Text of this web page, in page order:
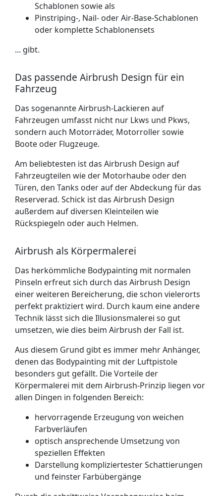
Schablonen sowie als
Pinstriping-, Nail- oder Air-Base-Schablonen
oder komplette Schablonensets
... gibt.
Das passende Airbrush Design für ein
Fahrzeug
Das sogenannte Airbrush-Lackieren auf
Fahrzeugen umfasst nicht nur Lkws und Pkws,
sondern auch Motorräder, Motorroller sowie
Boote oder Flugzeuge.
Am beliebtesten ist das Airbrush Design auf
Fahrzeugteilen wie der Motorhaube oder den
Türen, den Tanks oder auf der Abdeckung für das
Reserverad. Schick ist das Airbrush Design
außerdem auf diversen Kleinteilen wie
Rückspiegeln oder auch Helmen.
Airbrush als Körpermalerei
Das herkömmliche Bodypainting mit normalen
Pinseln erfreut sich durch das Airbrush Design
einer weiteren Bereicherung, die schon vielerorts
perfekt praktiziert wird. Durch kaum eine andere
Technik lässt sich die Illusionsmalerei so gut
umsetzen, wie dies beim Airbrush der Fall ist.
Aus diesem Grund gibt es immer mehr Anhänger,
denen das Bodypainting mit der Luftpistole
besonders gut gefällt. Die Vorteile der
Körpermalerei mit dem Airbrush-Prinzip liegen vor
allen Dingen in folgenden Bereich:
hervorragende Erzeugung von weichen
Farbverläufen
optisch ansprechende Umsetzung von
speziellen Effekten
Darstellung kompliziertester Schattierungen
und feinster Farbübergänge